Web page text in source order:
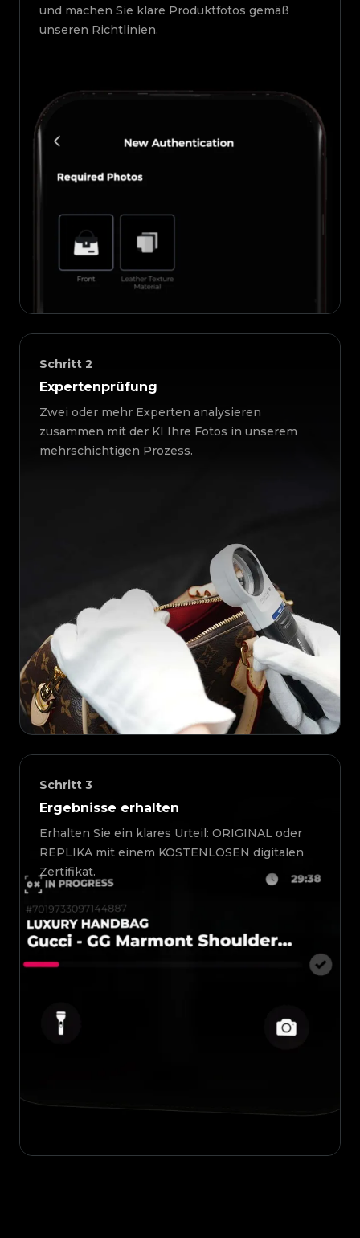
und machen Sie klare Produktfotos gemäß
unseren Richtlinien.
Schritt 2
Expertenprüfung
Zwei oder mehr Experten analysieren
zusammen mit der KI Ihre Fotos in unserem
mehrschichtigen Prozess.
Schritt 3
Ergebnisse erhalten
Erhalten Sie ein klares Urteil: ORIGINAL oder
REPLIKA mit einem KOSTENLOSEN digitalen
Zertifikat.